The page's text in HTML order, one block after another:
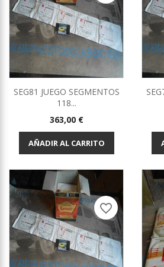
SEG81 JUEGO SEGMENTOS
118...
Precio
363,00 €
AÑADIR AL CARRITO
favorite_border